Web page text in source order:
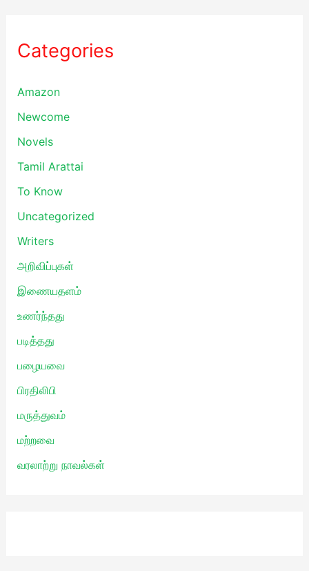
Categories
Amazon
Newcome
Novels
Tamil Arattai
To Know
Uncategorized
Writers
அறிவிப்புகள்
இணையதளம்
உணர்ந்தது
படித்தது
பழையவை
பிரதிலிபி
மருத்துவம்
மற்றவை
வரலாற்று நாவல்கள்